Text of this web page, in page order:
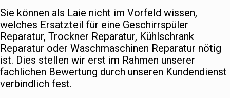
Sie können als Laie nicht im Vorfeld wissen,
welches Ersatzteil für eine Geschirrspüler
Reparatur, Trockner Reparatur, Kühlschrank
Reparatur oder Waschmaschinen Reparatur nötig
ist. Dies stellen wir erst im Rahmen unserer
fachlichen Bewertung durch unseren Kundendienst
verbindlich fest.